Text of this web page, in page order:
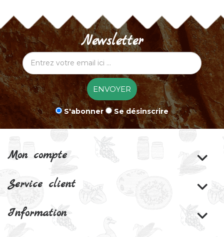
Newsletter
ENVOYER
S'abonner Se désinscrire
Mon compte
Service client
Information